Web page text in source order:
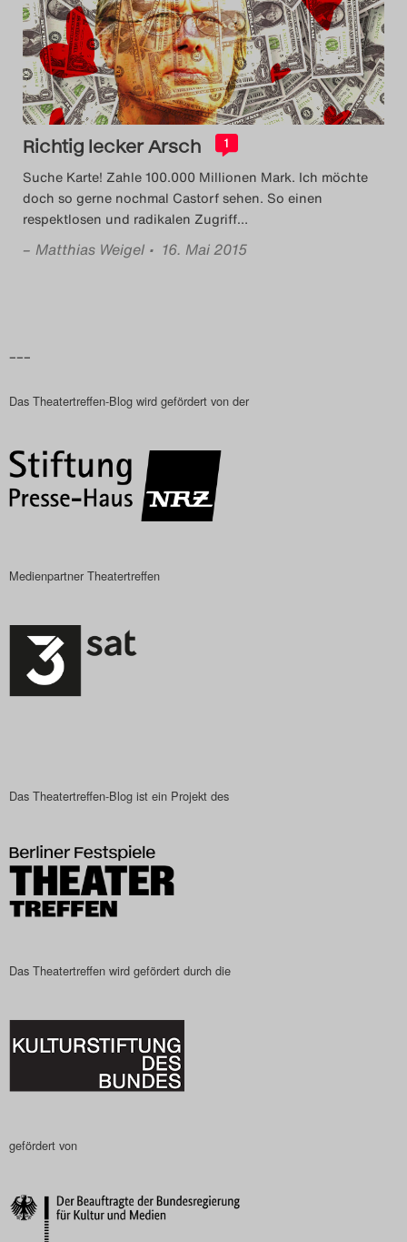
Das Theatertreffen-
Das Theatertreffen-
Das Theatertreffen-
Alumni
Das Theatertreffen-
Das Theatertreffen-
Das Theatertreffen-
Das Theatertreffen-
Richtig lecker Arsch 1
Suche Karte! Zahle 100.000 Millionen Mark. Ich möchte
doch so gerne nochmal Castorf sehen. So einen
respektlosen und radikalen Zugriff…
– Matthias Weigel • 16. Mai 2015
–––
Das Theatertreffen-Blog wird gefördert von der
Medienpartner Theatertreffen
Das Theatertreffen-Blog ist ein Projekt des
Das Theatertreffen wird gefördert durch die
gefördert von